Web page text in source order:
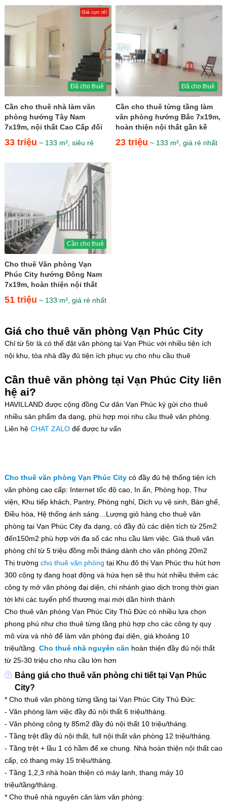
Giá cực rẻ!
Đã cho thuê
Cần cho thuê nhà làm văn
phòng hướng Tây Nam
7x19m, nội thất Cao Cấp đối
diện Kênh Sông Trăng giá 33...
33 triệu ~ 133 m², siêu rẻ
Đã cho thuê
Cần cho thuê từng tầng làm
văn phòng hướng Bắc 7x19m,
hoàn thiện nội thất gần kề
Kênh Sông Trăng...
23 triệu ~ 133 m², giá rẻ nhất
Cần cho thuê
Cho thuê Văn phòng Vạn
Phúc City hướng Đông Nam
7x19m, hoàn thiện nội thất
gần kề Kênh Sông Trăng giá...
51 triệu ~ 133 m², giá rẻ nhất
Giá cho thuê văn phòng Vạn Phúc City
Chỉ từ 5tr là có thể đặt văn phòng tại Vạn Phúc với nhiều tiện ích
nội khu, tòa nhà đầy đủ tiện ích phục vụ cho nhu cầu thuê
Cần thuê văn phòng tại Vạn Phúc City liên
hệ ai?
HAVILLAND được cộng đồng Cư dân Vạn Phúc ký gửi cho thuê
nhiều sản phẩm đa dạng, phù hợp mọi nhu cầu thuê văn phòng.
Liên hệ CHAT ZALOđể được tư vấn
Cho thuê văn phòng Vạn Phúc Citycó đầy đủ hệ thống tiện ích
văn phòng cao cấp: Internet tốc độ cao, In ấn, Phòng họp, Thư
viện, Khu tiếp khách, Pantry, Phòng nghỉ, Dịch vụ vệ sinh, Bàn ghế,
Điều hòa, Hệ thống ánh sáng…Lượng giỏ hàng cho thuê văn
phòng tại Vạn Phúc City đa dạng, có đầy đủ các diện tích từ 25m2
đến150m2 phù hợp với đa số các nhu cầu làm việc. Giá thuê văn
phòng chỉ từ 5 triệu đồng mỗi tháng dành cho văn phòng 20m2
Thị trường cho thuê văn phòng tại Khu đô thị Vạn Phúc thu hút hơn
300 công ty đang hoạt động và hứa hẹn sẽ thu hút nhiều thêm các
công ty mở văn phòng đại diện, chi nhánh giao dịch trong thời gian
tới khi các tuyến phố thương mại mới dần hình thành
Cho thuê văn phòng Vạn Phúc City Thủ Đức có nhiều lựa chọn
phong phú như cho thuê từng tầng phù hợp cho các công ty quy
mô vừa và nhỏ để làm văn phòng đại diện, giá khoảng 10
triệu/tầng. Cho thuê nhà nguyên căn hoàn thiện đầy đủ nội thất
từ 25-30 triệu cho nhu cầu lớn hơn
Bảng giá cho thuê văn phòng chi tiết tại Vạn Phúc
City?
* Cho thuê văn phòng từng tầng tại Vạn Phúc City Thủ Đức:
- Văn phòng làm việc đầy đủ nội thất 6 triệu/tháng.
- Văn phòng công ty 85m2 đầy đủ nội thất 10 triệu/tháng.
- Tầng trệt đầy đủ nội thất, full nội thất văn phòng 12 triệu/tháng.
- Tầng trệt + lầu 1 có hầm để xe chung. Nhà hoàn thiện nội thất cao
cấp, có thang máy 15 triệu/tháng.
- Tầng 1,2,3 nhà hoàn thiện có máy lạnh, thang máy 10
triệu/tầng/tháng.
* Cho thuê nhà nguyên căn làm văn phòng: